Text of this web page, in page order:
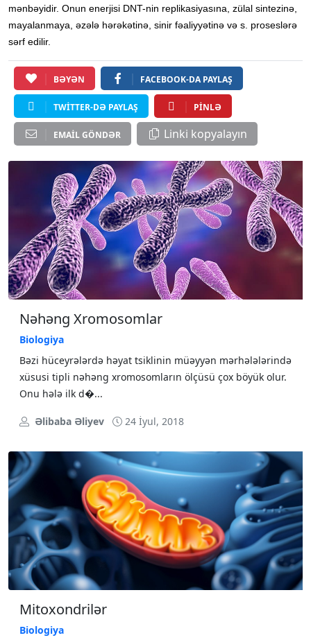
mənbəyidir. Onun enerjisi DNT-nin replikasiyasına, zülal sintezinə,
mayalanmaya, əzələ hərəkətinə, sinir fəaliyyətinə və s. proseslərə
sərf edilir.
BƏYƏN FACEBOOK-DA PAYLAŞ
TWITTER-DƏ PAYLAŞ PINLƏ
EMAIL GÖNDƏR Linki kopyalayın
Nəhəng Xromosomlar
Biologiya
Bəzi hüceyrələrdə həyat tsiklinin müəyyən mərhələlərində
xüsusi tipli nəhəng xromosomların ölçüsü çox böyük olur.
Onu hələ ilk d�...
Əlibaba Əliyev 24 İyul, 2018
Mitoxondrilər
Biologiya